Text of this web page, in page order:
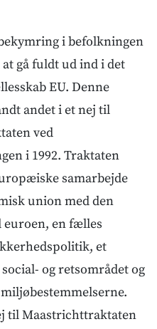
i befolkningen
gå fuldt ud ind i det
EU. Denne
andet i et nej til
ved
i 1992. Traktaten
samarbejde
union med den
en fælles
et
og retsområdet og
til Maastrichttraktaten